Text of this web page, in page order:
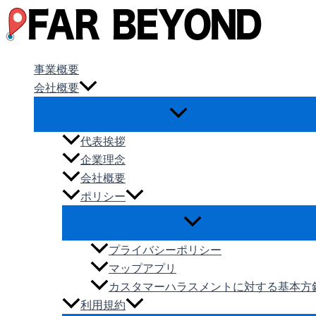
内
容
事業概要
会社概要
代表挨拶
企業理念
会社概要
ポリシー
プライバシーポリシー
マップアプリ
カスタマーハラスメントに対する基本方
利用規約